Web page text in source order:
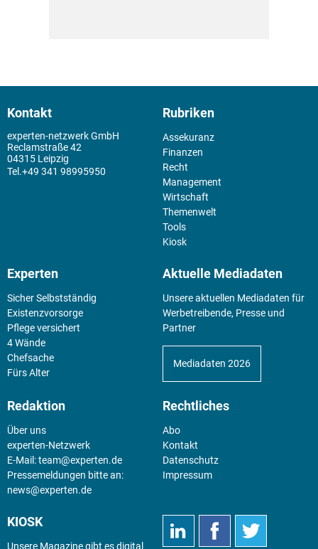
Kontakt
experten-netzwerk GmbH
Reclamstraße 42
04315 Leipzig
+49 341 98995950
Rubriken
Assekuranz
Finanzen
Recht
Management
Wirtschaft
Themenwelt
Tools
Kiosk
Experten
Sicher Selbstständig
Existenz­vorsorge
Pflege versichert
4 Wände
Chefsache
Fürs Alter
Aktuelle Mediadaten
Unsere aktuellen Mediadaten für
Werbetreibende, Presse und
Partner
Mediadaten 2026
Redaktion
Über uns
experten-Netzwerk
E-Mail:team@experten.de
Pressemeldungen bitte an:
news@experten.de
Rechtliches
Abo
Kontakt
Datenschutz
Impressum
KIOSK
Unsere Magazine gibt es digital